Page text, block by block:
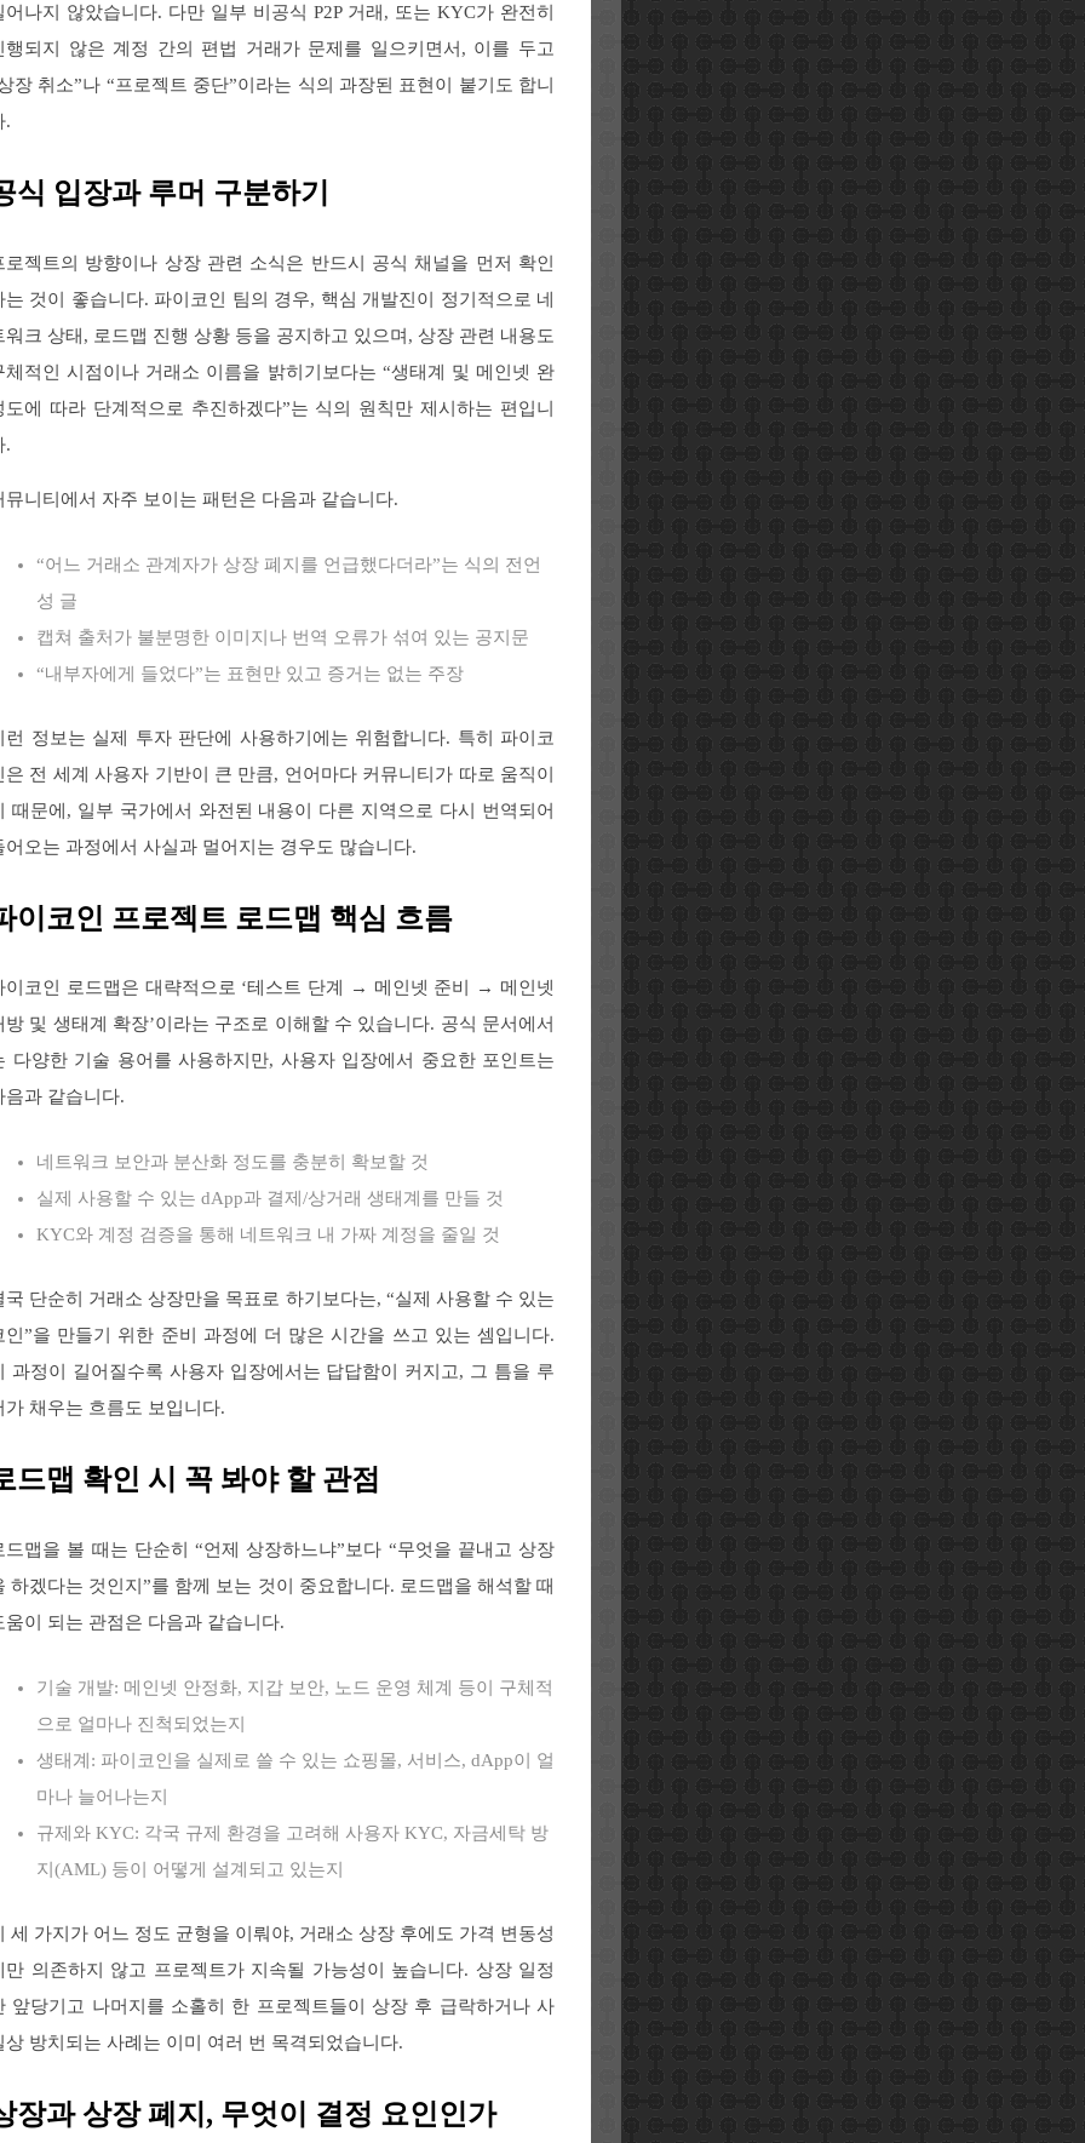
어나지 않았습니다. 다만 일부 비공식 P2P 거래, 또는 KYC가 완전히
행되지 않은 계정 간의 편법 거래가 문제를 일으키면서, 이를 두고
장 취소”나 “프로젝트 중단”이라는 식의 과장된 표현이 붙기도 합니
.
식 입장과 루머 구분하기
로젝트의 방향이나 상장 관련 소식은 반드시 공식 채널을 먼저 확인
는 것이 좋습니다. 파이코인 팀의 경우, 핵심 개발진이 정기적으로 네
워크 상태, 로드맵 진행 상황 등을 공지하고 있으며, 상장 관련 내용도
체적인 시점이나 거래소 이름을 밝히기보다는 “생태계 및 메인넷 완
도에 따라 단계적으로 추진하겠다”는 식의 원칙만 제시하는 편입니
.
뮤니티에서 자주 보이는 패턴은 다음과 같습니다.
“어느 거래소 관계자가 상장 폐지를 언급했다더라”는 식의 전언
성 글
캡쳐 출처가 불분명한 이미지나 번역 오류가 섞여 있는 공지문
“내부자에게 들었다”는 표현만 있고 증거는 없는 주장
런 정보는 실제 투자 판단에 사용하기에는 위험합니다. 특히 파이코
은 전 세계 사용자 기반이 큰 만큼, 언어마다 커뮤니티가 따로 움직이
때문에, 일부 국가에서 와전된 내용이 다른 지역으로 다시 번역되어
어오는 과정에서 사실과 멀어지는 경우도 많습니다.
이코인 프로젝트 로드맵 핵심 흐름
이코인 로드맵은 대략적으로 ‘테스트 단계 → 메인넷 준비 → 메인넷
방 및 생태계 확장’이라는 구조로 이해할 수 있습니다. 공식 문서에서
다양한 기술 용어를 사용하지만, 사용자 입장에서 중요한 포인트는
음과 같습니다.
네트워크 보안과 분산화 정도를 충분히 확보할 것
실제 사용할 수 있는 dApp과 결제/상거래 생태계를 만들 것
KYC와 계정 검증을 통해 네트워크 내 가짜 계정을 줄일 것
국 단순히 거래소 상장만을 목표로 하기보다는, “실제 사용할 수 있는
인”을 만들기 위한 준비 과정에 더 많은 시간을 쓰고 있는 셈입니다.
과정이 길어질수록 사용자 입장에서는 답답함이 커지고, 그 틈을 루
가 채우는 흐름도 보입니다.
드맵 확인 시 꼭 봐야 할 관점
드맵을 볼 때는 단순히 “언제 상장하느냐”보다 “무엇을 끝내고 상장
하겠다는 것인지”를 함께 보는 것이 중요합니다. 로드맵을 해석할 때
움이 되는 관점은 다음과 같습니다.
기술 개발: 메인넷 안정화, 지갑 보안, 노드 운영 체계 등이 구체적
으로 얼마나 진척되었는지
생태계: 파이코인을 실제로 쓸 수 있는 쇼핑몰, 서비스, dApp이 얼
마나 늘어나는지
규제와 KYC: 각국 규제 환경을 고려해 사용자 KYC, 자금세탁 방
지(AML) 등이 어떻게 설계되고 있는지
세 가지가 어느 정도 균형을 이뤄야, 거래소 상장 후에도 가격 변동성
만 의존하지 않고 프로젝트가 지속될 가능성이 높습니다. 상장 일정
앞당기고 나머지를 소홀히 한 프로젝트들이 상장 후 급락하거나 사
상 방치되는 사례는 이미 여러 번 목격되었습니다.
장과 상장 폐지, 무엇이 결정 요인인가